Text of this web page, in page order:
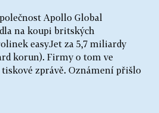
Apollo Global
na koupi britských
easyJet za 5,7 miliardy
korun). Firmy o tom ve
zprávě. Oznámení přišlo